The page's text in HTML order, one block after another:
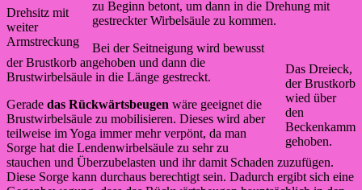
Drehsitz mit
weiter
Armstreckung
zu Beginn betont, um dann in die Drehung mit
gestreckter Wirbelsäule zu kommen.
Das Dreieck,
der Brustkorb
wied über
den
Beckenkamm
gehoben.
Bei der Seitneigung wird bewusst
der Brustkorb angehoben und dann die
Brustwirbelsäule in die Länge gestreckt.
Gerade das Rückwärtsbeugen wäre geeignet die
Brustwirbelsäule zu mobilisieren. Dieses wird aber
teilweise im Yoga immer mehr verpönt, da man
Sorge hat die Lendenwirbelsäule zu sehr zu
stauchen und Überzubelasten und ihr damit Schaden zuzufügen.
Diese Sorge kann durchaus berechtigt sein. Dadurch ergibt sich eine